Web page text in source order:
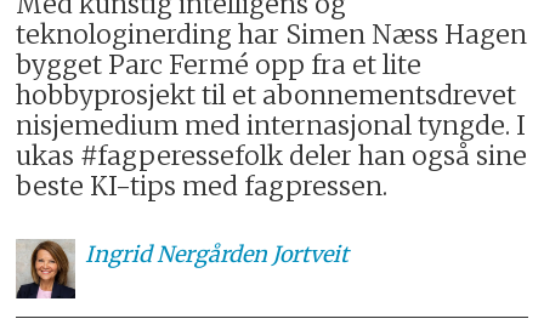
teknologinerding har Simen Næss Hagen
bygget Parc Fermé opp fra et lite
hobbyprosjekt til et abonnementsdrevet
nisjemedium med internasjonal tyngde. I
ukas #fagperessefolk deler han også sine
beste KI-tips med fagpressen.
Ingrid Nergården Jortveit